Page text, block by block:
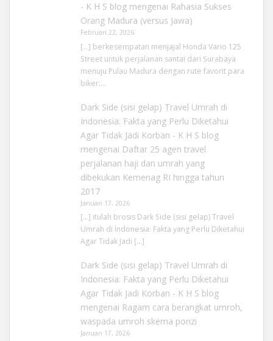
- K H S blogmengenai Rahasia Sukses
Orang Madura (versus Jawa)
Februari 22, 2026
[…] berkesempatan menjajal Honda Vario 125
Street untuk perjalanan santai dari Surabaya
menuju Pulau Madura dengan rute favorit para
biker:…
Dark Side (sisi gelap) Travel Umrah di
Indonesia: Fakta yang Perlu Diketahui
Agar Tidak Jadi Korban - K H S blog
mengenai Daftar 25 agen travel
perjalanan haji dan umrah yang
dibekukan Kemenag RI hingga tahun
2017
Januari 17, 2026
[…] itulah brosis Dark Side (sisi gelap) Travel
Umrah di Indonesia: Fakta yang Perlu Diketahui
Agar Tidak Jadi […]
Dark Side (sisi gelap) Travel Umrah di
Indonesia: Fakta yang Perlu Diketahui
Agar Tidak Jadi Korban - K H S blog
mengenai Ragam cara berangkat umroh,
waspada umroh skema ponzi
Januari 17, 2026